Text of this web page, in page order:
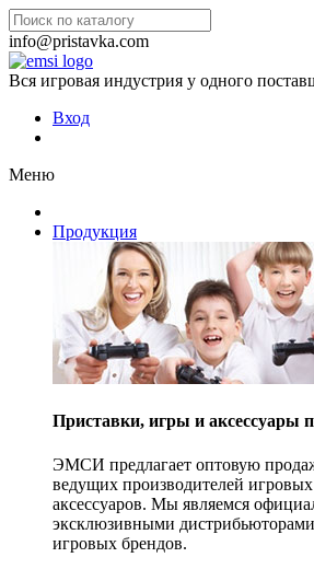
info@pristavka.com
Вся игровая индустрия у одного
Вход
Меню
Продукция
Приставки, игры и аксессуары
ЭМСИ предлагает оптовую
ведущих производителей
аксессуаров. Мы являемся
эксклюзивными
игровых брендов.